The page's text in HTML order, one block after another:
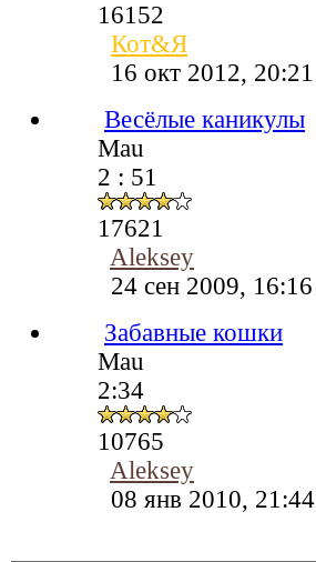
16152
Кот&Я
16 окт 2012, 20:21
Весёлые каникулы
Mau
2 : 51
17621
Aleksey
24 сен 2009, 16:16
Забавные кошки
Mau
2:34
10765
Aleksey
08 янв 2010, 21:44